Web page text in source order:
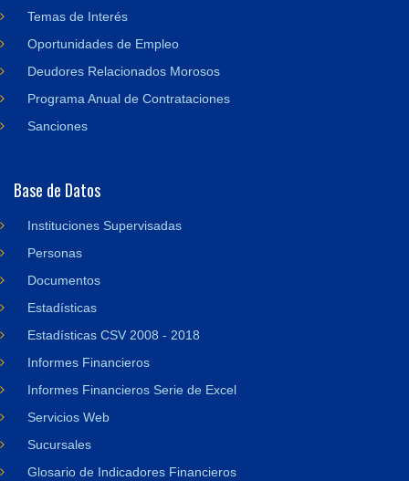
Temas de Interés
Oportunidades de Empleo
Deudores Relacionados Morosos
Programa Anual de Contrataciones
Sanciones
Base de Datos
Instituciones Supervisadas
Personas
Documentos
Estadísticas
Estadísticas CSV 2008 - 2018
Informes Financieros
Informes Financieros Serie de Excel
Servicios Web
Sucursales
Glosario de Indicadores Financieros